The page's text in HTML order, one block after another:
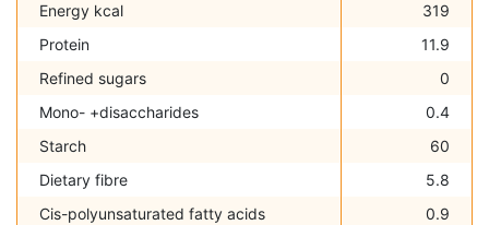
Energy kcal
319
Protein
11.9
Refined sugars
0
Mono- +disaccharides
0.4
Starch
60
Dietary fibre
5.8
Cis-polyunsaturated fatty acids
0.9